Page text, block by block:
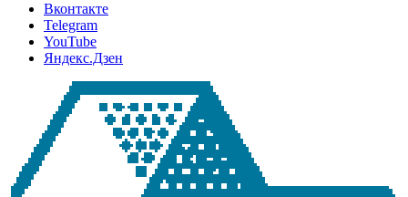
Вконтакте
Telegram
YouTube
Яндекс.Дзен